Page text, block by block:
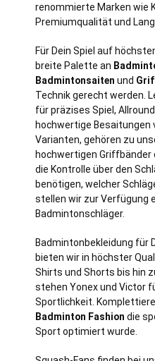
renommierte Marken wie
Premiumqualität und
Für Dein Spiel auf
breite Palette an
Badmintonsaiten und
Technik gerecht werden.
für präzises Spiel,
hochwertige Besaitungen
Varianten, gehören zu
hochwertigen Griffbänder
die Kontrolle über den
benötigen, welcher
stellen wir zur Verfügung
Badmintonschläger.
Badmintonbekleidung für
bieten wir in höchster
Shirts und Shorts bis hin
stehen Yonex und Victor
Sportlichkeit.
Badminton Fashion die
Sport optimiert wurde.